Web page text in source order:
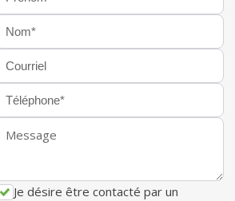
Je désire être contacté par un